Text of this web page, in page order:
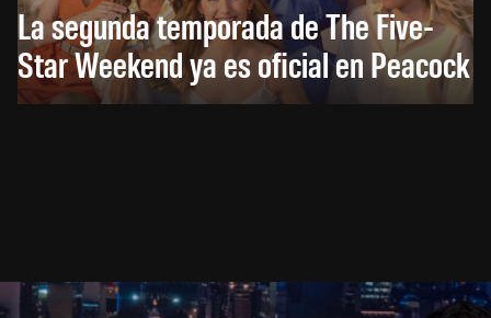
La segunda temporada de The Five-
Star Weekend ya es oficial en Peacock